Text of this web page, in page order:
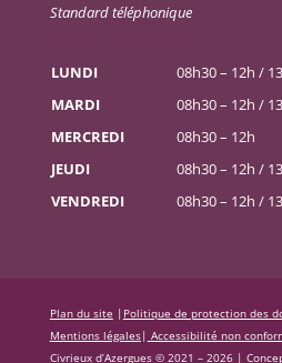
Standard téléphonique
LUNDI
08h30 – 12h /
MARDI
08h30 – 12h /
MERCREDI
08h30 – 12h
JEUDI
08h30 – 12h /
VENDREDI
08h30 – 12h /
Plan du site | Politique de protection des
Mentions légales| Accessibilité non
Civrieux d’Azergues © 2021 – 2026 |